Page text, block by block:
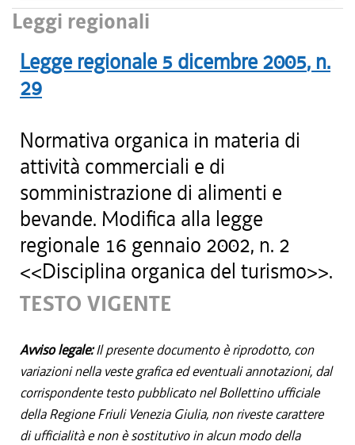
Leggi regionali
Legge regionale 5 dicembre 2005, n.
29
Normativa organica in materia di
attività commerciali e di
somministrazione di alimenti e
bevande. Modifica alla legge
regionale 16 gennaio 2002, n. 2
<<Disciplina organica del turismo>>.
TESTO VIGENTE
Avviso legale:Il presente documento è riprodotto, con
variazioni nella veste grafica ed eventuali annotazioni, dal
corrispondente testo pubblicato nel Bollettino ufficiale
della Regione Friuli Venezia Giulia, non riveste carattere
di ufficialità e non è sostitutivo in alcun modo della